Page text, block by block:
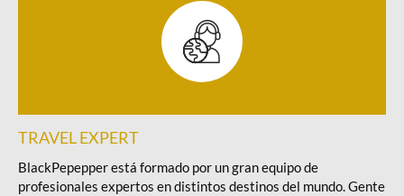
TRAVEL EXPERT
BlackPepepper está formado por un gran equipo de
profesionales expertos en distintos destinos del mundo. Gente